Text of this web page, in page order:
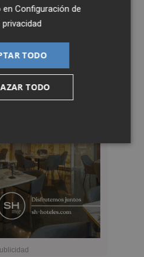
enConfiguración de
TODO
TODO